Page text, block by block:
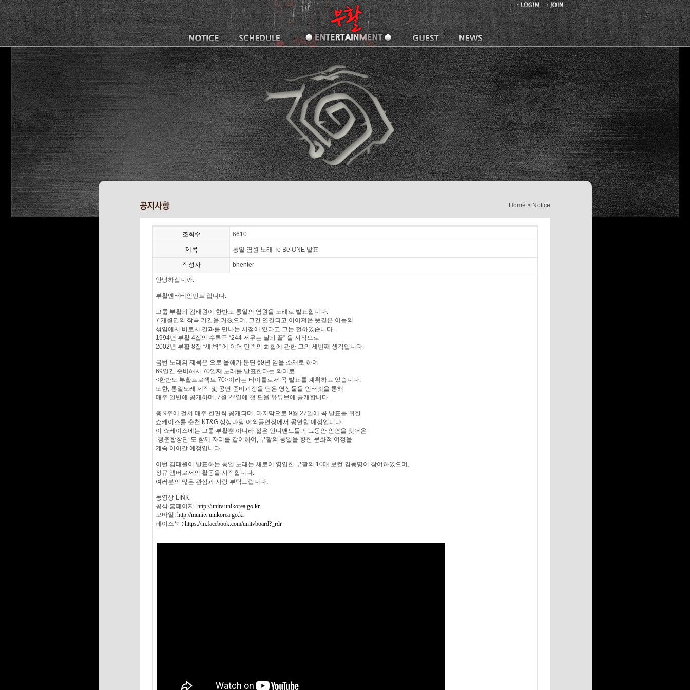
Home > Notice
조회수 6610
제목 통일 염원 노래 To Be ONE 발표
작성자 bhenter
안녕하십니까.
부활엔터테인먼트 입니다.
그룹 부활의 김태원이 한반도 통일의 염원을 노래로 발표합니다.
7 개월간의 작곡 기간을 거쳤으며, 그간 연결되고 이어져온 뜻깊은 이들의
섞임에서 비로서 결과를 만나는 시점에 있다고 그는 전하였습니다.
1994년 부활 4집의 수록곡 “244 저무는 날의 끝” 을 시작으로
2002년 부활 8집 “새.벽” 에 이어 민족의 화합에 관한 그의 세번째 생각입니다.
금번 노래의 제목은 으로 올해가 분단 69년 임을 소재로 하여
69일간 준비해서 70일째 노래를 발표한다는 의미로
<한반도 부활프로젝트 70>이라는 타이틀로서 곡 발표를 계획하고 있습니다.
또한, 통일노래 제작 및 공연 준비과정을 담은 영상물을 인터넷을 통해
매주 일반에 공개하며, 7월 22일에 첫 편을 유튜브에 공개합니다.
총 9주에 걸쳐 매주 한편씩 공개되며, 마지막으로 9월 27일에 곡 발표를 위한
쇼케이스를 춘천 KT&G 상상마당 야외공연장에서 공연할 예정입니다.
이 쇼케이스에는 그룹 부활뿐 아니라 젊은 인디밴드들과 그동안 인연을 맺어온
“청춘합창단”도 함께 자리를 같이하여, 부활의 통일을 향한 문화적 여정을
계속 이어갈 예정입니다.
이번 김태원이 발표하는 통일 노래는 새로이 영입한 부활의 10대 보컬 김동명이 참여하였으며,
정규 멤버로서의 활동을 시작합니다.
여러분의 많은 관심과 사랑 부탁드립니다.
동영상 LINK
공식 홈페이지: http://unitv.unikorea.go.kr
모바일: http://munitv.unikorea.go.kr
페이스북 : https://m.facebook.com/unitvboard?_rdr